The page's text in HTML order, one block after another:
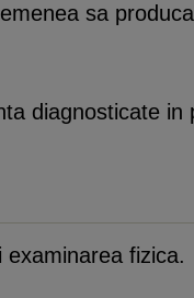
sa
diagnosticate in
fizica.